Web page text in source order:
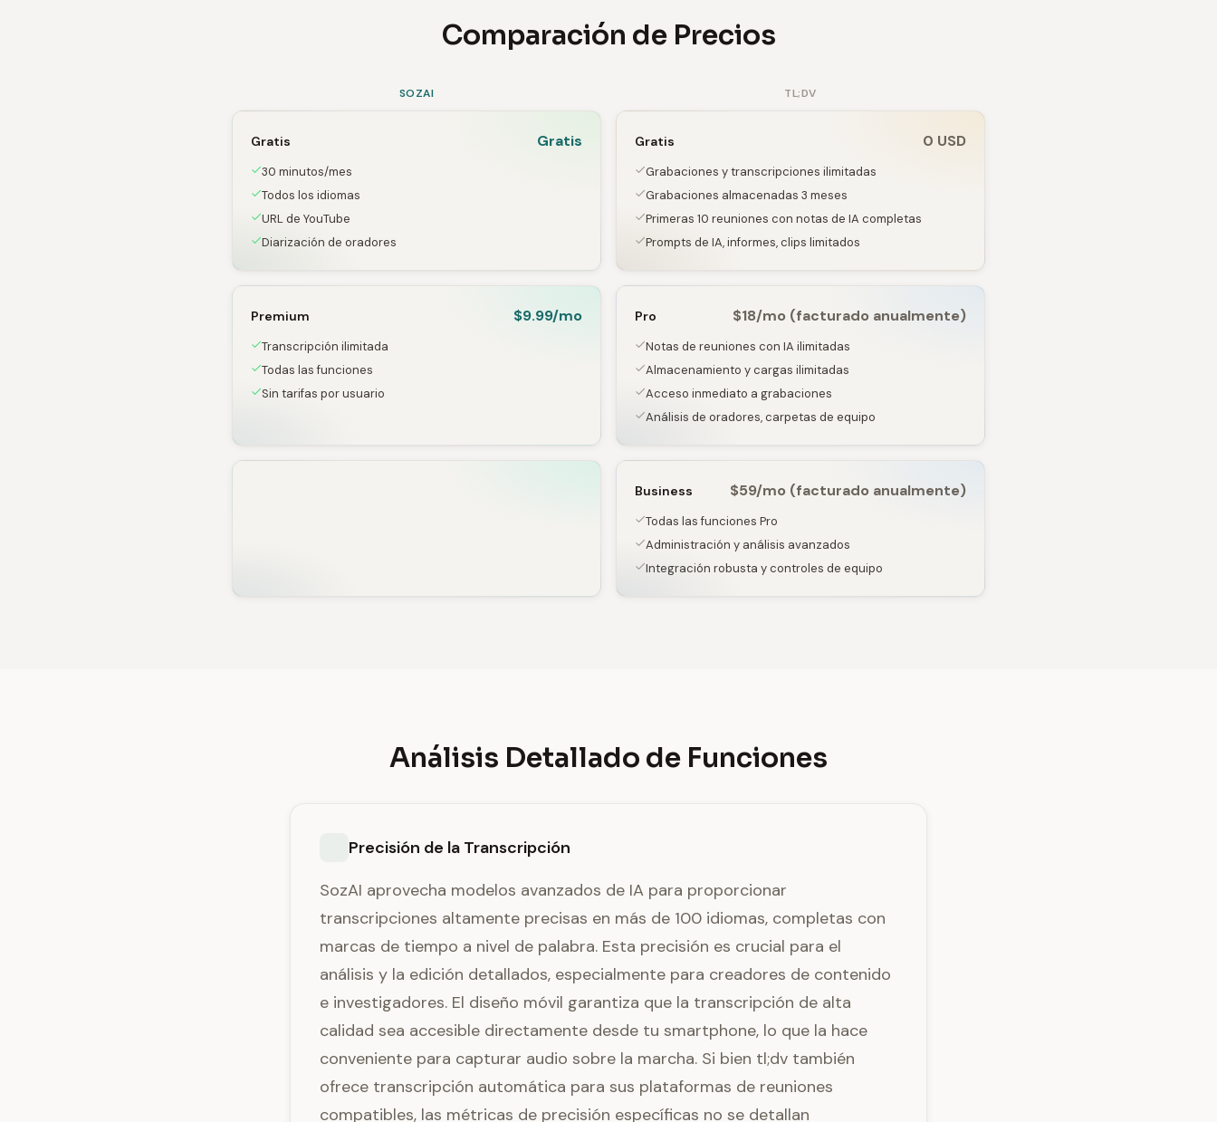
Comparación de Precios
SOZAI TL;DV
Gratis Gratis
30 minutos/mes
Todos los idiomas
URL de YouTube
Diarización de oradores
Gratis 0 USD
Grabaciones y transcripciones ilimitadas
Grabaciones almacenadas 3 meses
Primeras 10 reuniones con notas de IA completas
Prompts de IA, informes, clips limitados
Premium $9.99/mo
Transcripción ilimitada
Todas las funciones
Sin tarifas por usuario
Pro $18/mo (facturado anualmente)
Notas de reuniones con IA ilimitadas
Almacenamiento y cargas ilimitadas
Acceso inmediato a grabaciones
Análisis de oradores, carpetas de equipo
Business $59/mo (facturado anualmente)
Todas las funciones Pro
Administración y análisis avanzados
Integración robusta y controles de equipo
Análisis Detallado de Funciones
Precisión de la Transcripción
SozAI aprovecha modelos avanzados de IA para proporcionar
transcripciones altamente precisas en más de 100 idiomas, completas con
marcas de tiempo a nivel de palabra. Esta precisión es crucial para el
análisis y la edición detallados, especialmente para creadores de contenido
e investigadores. El diseño móvil garantiza que la transcripción de alta
calidad sea accesible directamente desde tu smartphone, lo que la hace
conveniente para capturar audio sobre la marcha. Si bien tl;dv también
ofrece transcripción automática para sus plataformas de reuniones
compatibles, las métricas de precisión específicas no se detallan